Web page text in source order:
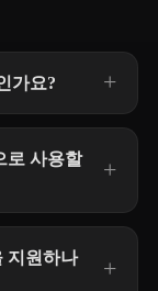
가요?
로 사용할
지원하나